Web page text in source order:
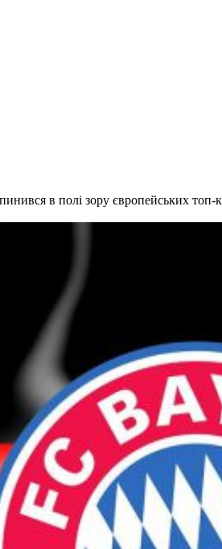
в полі зору європейських топ-